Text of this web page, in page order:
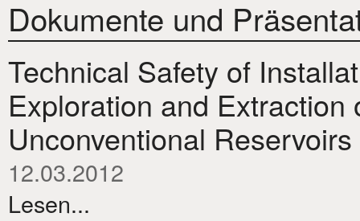
Dokumente und
Technical Safety of
Exploration and
Unconventional Reservoirs
12.03.2012
Lesen...